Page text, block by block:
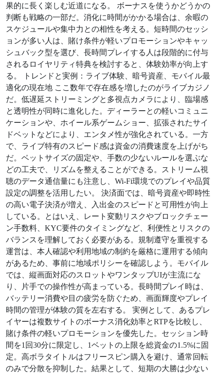
果的に長く楽しむ近道になる。 ボーナスを使うかどうかの
判断も戦略の一部だ。消化に時間がかかる場合は、余暇の
スケジュールや集中力との相性を考える。短時間のセッシ
ョンが多い人は、賭け条件が軽いプロモーションやキャッ
シュバック型を選び、長時間プレイする人は段階的に付与
されるロイヤリティ特典を検討すると、体験効率が向上す
る。 トレンドと実例：ライブ体験、暗号資産、モバイル最
適化の現在地 ここ数年で存在感を増したのがライブカジノ
だ。低遅延ストリーミングと多視点カメラにより、臨場感
と透明性が同時に進化した。ディーラーとの軽いコミュニ
ケーションや、ホイール系ゲームショー、拡張されたサイ
ドベットなどにより、エンタメ性が強化されている。一方
で、ライブ特有のスピード感は資金の消費速度を上げがち
だ。ベットサイズの固定や、手数の少ないルールを選ぶな
どの工夫で、リズムを整えることができる。ストリーム視
聴のデータ通信量にも注意し、Wi‑Fi環境でのプレイや品質
設定の調整を活用したい。 決済面では、暗号資産や即時性
の高い電子決済が増え、入出金のスピードと可用性が向上
している。とはいえ、レート変動リスクやブロックチェー
ン手数料、KYC要件のタイミングなど、利便性とリスクの
バランスを理解しておく必要がある。規制遵守を重視する
運営は、本人確認や利用地域の制約を厳格に運用する傾向
があるため、事前に地域ポリシーを確認しよう。モバイル
では、縦画面対応のスロットやワンタップUIが主流にな
り、片手での操作性が高まっている。長時間プレイ時は、
バッテリー消費や目の疲労を防ぐため、画面輝度やプレイ
時間の管理が体験の質を左右する。 実例として、あるプレ
イヤーは複数サイトのボーナス消化効率とRTPを比較し、
賭け条件の軽いプロモーションを優先した。セッション時
間を1回30分に限定し、1ベットの上限を総資金の1.5%に固
定。高ボラタイトルはフリースピン購入を避け、通常回転
のみで分散を抑制した。結果として、短期の大勝は少ない